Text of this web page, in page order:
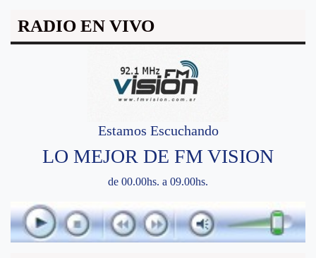
RADIO EN VIVO
Estamos Escuchando
LO MEJOR DE FM VISION
de 00.00hs. a 09.00hs.